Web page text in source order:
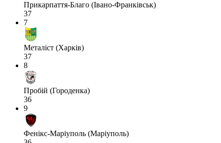
Прикарпаття-Благо (Івано-Франківськ)
37
7
Металіст (Харків)
37
8
Пробій (Городенка)
36
9
Фенікс-Маріуполь (Маріуполь)